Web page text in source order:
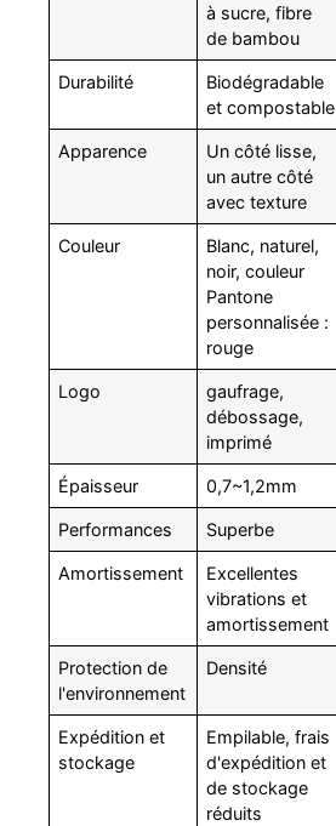
à sucre, fibre
de bambou
Durabilité
Biodégradable
et compostable
Apparence
Un côté lisse,
un autre côté
avec texture
Couleur
Blanc, naturel,
noir, couleur
Pantone
personnalisée :
rouge
Logo
gaufrage,
débossage,
imprimé
Épaisseur 0,7~1,2mm
Performances Superbe
Amortissement
Excellentes
vibrations et
amortissement
Protection de
l'environnement
Densité
Expédition et
stockage
Empilable, frais
d'expédition et
de stockage
réduits